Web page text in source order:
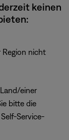
keinen
Region nicht
einer
bitte die
Service-